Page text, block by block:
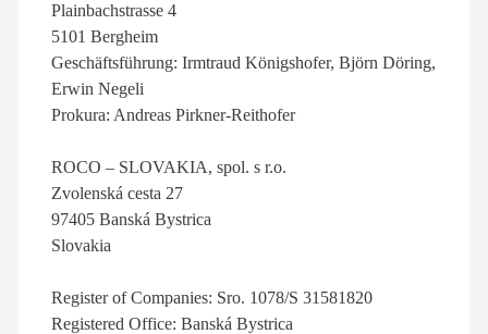
Plainbachstrasse 4
5101 Bergheim
Geschäftsführung: Irmtraud Königshofer, Björn Döring,
Erwin Negeli
Prokura: Andreas Pirkner-Reithofer
ROCO – SLOVAKIA, spol. s r.o.
Zvolenská cesta 27
97405 Banská Bystrica
Slovakia
Register of Companies: Sro. 1078/S 31581820
Registered Office: Banská Bystrica